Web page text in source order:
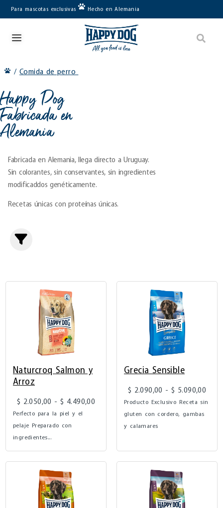
Para mascotas exclusivas Hecho en Alemania
/ Comida de perro
Happy Dog
Fabricada en
Alemania
Fabricada en Alemania, llega directo a Uruguay.
Sin colorantes, sin conservantes, sin ingredientes
modificaddos genéticamente.
Recetas únicas con proteínas únicas.
Naturcroq Salmon y
Arroz
$ 2.050,00 - $ 4.490,00
Perfecto para la piel y el
pelaje Preparado con
ingredientes...
Grecia Sensible
$ 2.090,00 - $ 5.090,00
Producto Exclusivo Receta sin
gluten con cordero, gambas
y calamares